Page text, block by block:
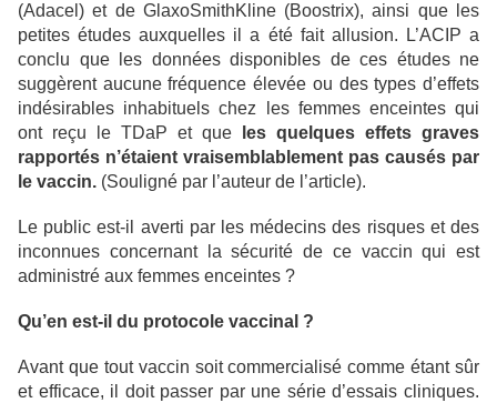
(Adacel) et de GlaxoSmithKline (Boostrix), ainsi que les
petites études auxquelles il a été fait allusion. L’ACIP a
conclu que les données disponibles de ces études ne
suggèrent aucune fréquence élevée ou des types d’effets
indésirables inhabituels chez les femmes enceintes qui
ont reçu le TDaP et que
les quelques effets graves
rapportés n’étaient vraisemblablement pas causés par
le vaccin. (Souligné par l’auteur de l’article).
Le public est-il averti par les médecins des risques et des
inconnues concernant la sécurité de ce vaccin qui est
administré aux femmes enceintes ?
Qu’en est-il du protocole vaccinal ?
Avant que tout vaccin soit commercialisé comme étant sûr
et efficace, il doit passer par une série d’essais cliniques.